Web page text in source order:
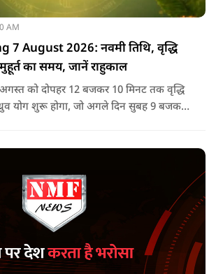
AM
7 August 2026: नवमी तिथि, वृद्धि
का समय, जानें राहुकाल
को दोपहर 12 बजकर 10 मिनट तक वृद्धि
योग शुरू होगा, जो अगले दिन सुबह 9 बजकर